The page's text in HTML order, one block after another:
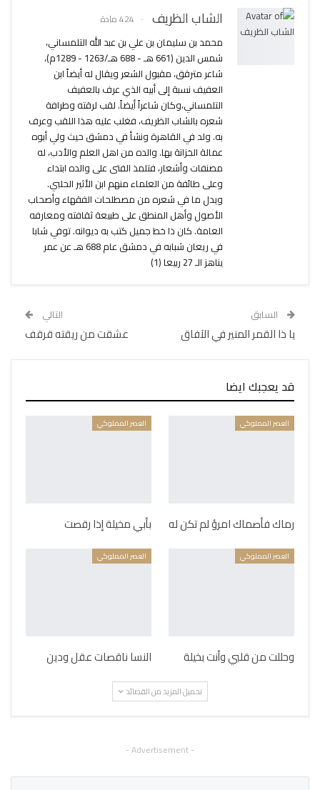
الشاب الظريف 424 مادة
محمد بن سليمان بن علي بن عبد الله التلمساني،
شمس الدين (661 هـ - 688 هـ/1263 - 1289م)،
شاعر مترقق، مقبول الشعر ويقال له أيضاً ابن
العفيف نسبة إلى أبيه الذي عرف بالعفيف
التلمساني،وكان شاعراً أيضاً. لقب لرقته وطرافة
شعره بالشاب الظريف، فغلب عليه هذا اللقب وعرف
به. ولد في القاهرة ونشأ في دمشق حيث ولي أبوه
عمالة الخزانة بها. والده من اهل العلم والأدب، له
مصنفات وأشعار، فتلمذ الفتى على والده ابتداء
وعلى طائفة من العلماء منهم ابن الأثير الحلبي.
ويدل ما في شعره من مصطلحات الفقهاء وأصحاب
الأصول وأهل المنطق على طبيعة ثقافته ومعارفه
العامة. كان ذا خط جميل كتب به ديوانه. توفي شابا
في ريعان شبابه في دمشق عام 688 هـ عن عمر
يناهز الـ 27 ربيعا (1)
السابق
يا ذا القمر المنير في الآفاق
التالي
عشقت من ريقته قرقف
قد يعجبك ايضا
العصر المملوكي
رماك فأصماك امرؤ لم تكن له
العصر المملوكي
بأبي مخيلة إذا رقصت
العصر المملوكي
وحللت من قلبي وأنت بخيلة
العصر المملوكي
النسا ناقصات عقل ودين
تحميل المزيد من القصائد
- Advertisement -